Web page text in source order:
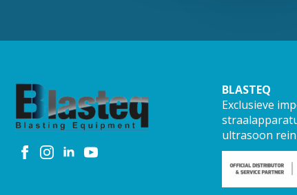
BLASTEQ
Exclusieve
ultrasoon